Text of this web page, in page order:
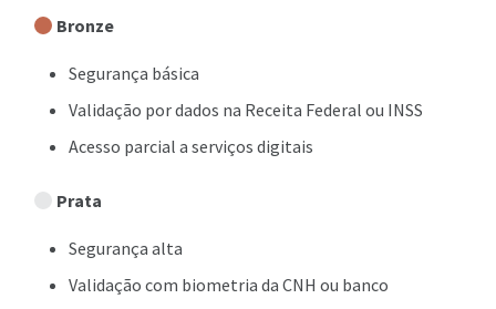
Bronze
Segurança básica
Validação por dados na Receita Federal ou INSS
Acesso parcial a serviços digitais
Prata
Segurança alta
Validação com biometria da CNH ou banco